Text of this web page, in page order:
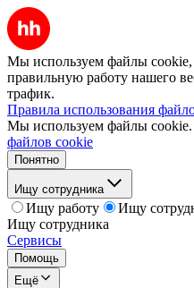
Мы используем файлы cookie,
правильную работу нашего
трафик.
Правила использования
Мы используем файлы cookie.
файлов cookie
Понятно
Ищу сотрудника
Ищу работу
Ищу
Ищу сотрудника
Сервисы
Помощь
Ещё